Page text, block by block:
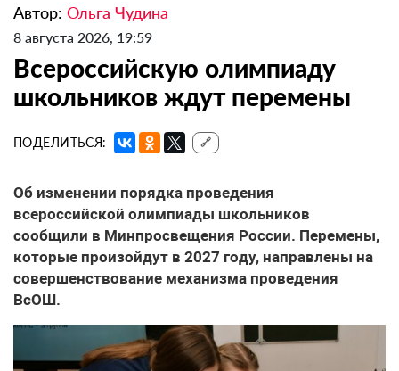
Автор: Ольга Чудина
8 августа 2026, 19:59
Всероссийскую олимпиаду
школьников ждут перемены
ПОДЕЛИТЬСЯ: 🔗
Об изменении порядка проведения
всероссийской олимпиады школьников
сообщили в Минпросвещения России. Перемены,
которые произойдут в 2027 году, направлены на
совершенствование механизма проведения
ВсОШ.